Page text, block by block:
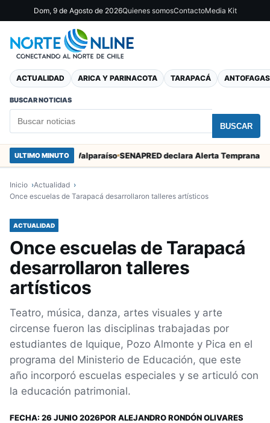
Dom, 9 de Agosto de 2026Quienes somosContactoMedia Kit
ACTUALIDAD ARICA Y PARINACOTA TARAPACÁ
BUSCAR NOTICIAS
BUSCAR
ULTIMO MINUTO
Marcos en Valparaíso
Inicio
Actualidad
Once escuelas de Tarapacá desarrollaron talleres artísticos
ACTUALIDAD
Once escuelas de Tarapacá
desarrollaron talleres
artísticos
Teatro, música, danza, artes visuales y arte
circense fueron las disciplinas trabajadas por
estudiantes de Iquique, Pozo Almonte y Pica en el
programa del Ministerio de Educación, que este
año incorporó escuelas especiales y se articuló con
la educación patrimonial.
FECHA: 26 JUNIO 2026POR ALEJANDRO RONDÓN OLIVARES